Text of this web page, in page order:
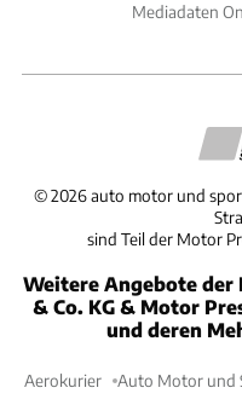
Mediadaten
©2026 auto motor und
sind Teil der Motor
Weitere Angebote der
& Co. KG & Motor
und deren
Aerokurier Auto Motor und